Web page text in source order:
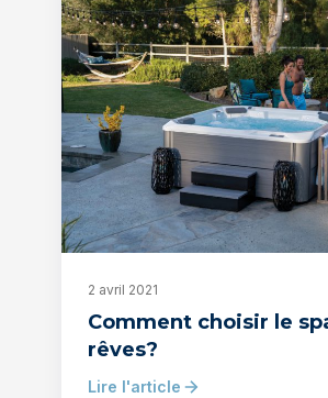
2 avril 2021
Comment choisir le
rêves?
Lire l'article